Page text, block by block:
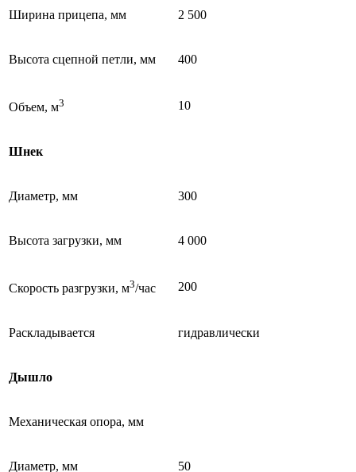
Ширина прицепа, мм 2 500
Высота сцепной петли, мм 400
Объем, м3 10
Шнек
Диаметр, мм 300
Высота загрузки, мм 4 000
Скорость разгрузки, м3/час 200
Раскладывается гидравлически
Дышло
Механическая опора, мм
Диаметр, мм 50